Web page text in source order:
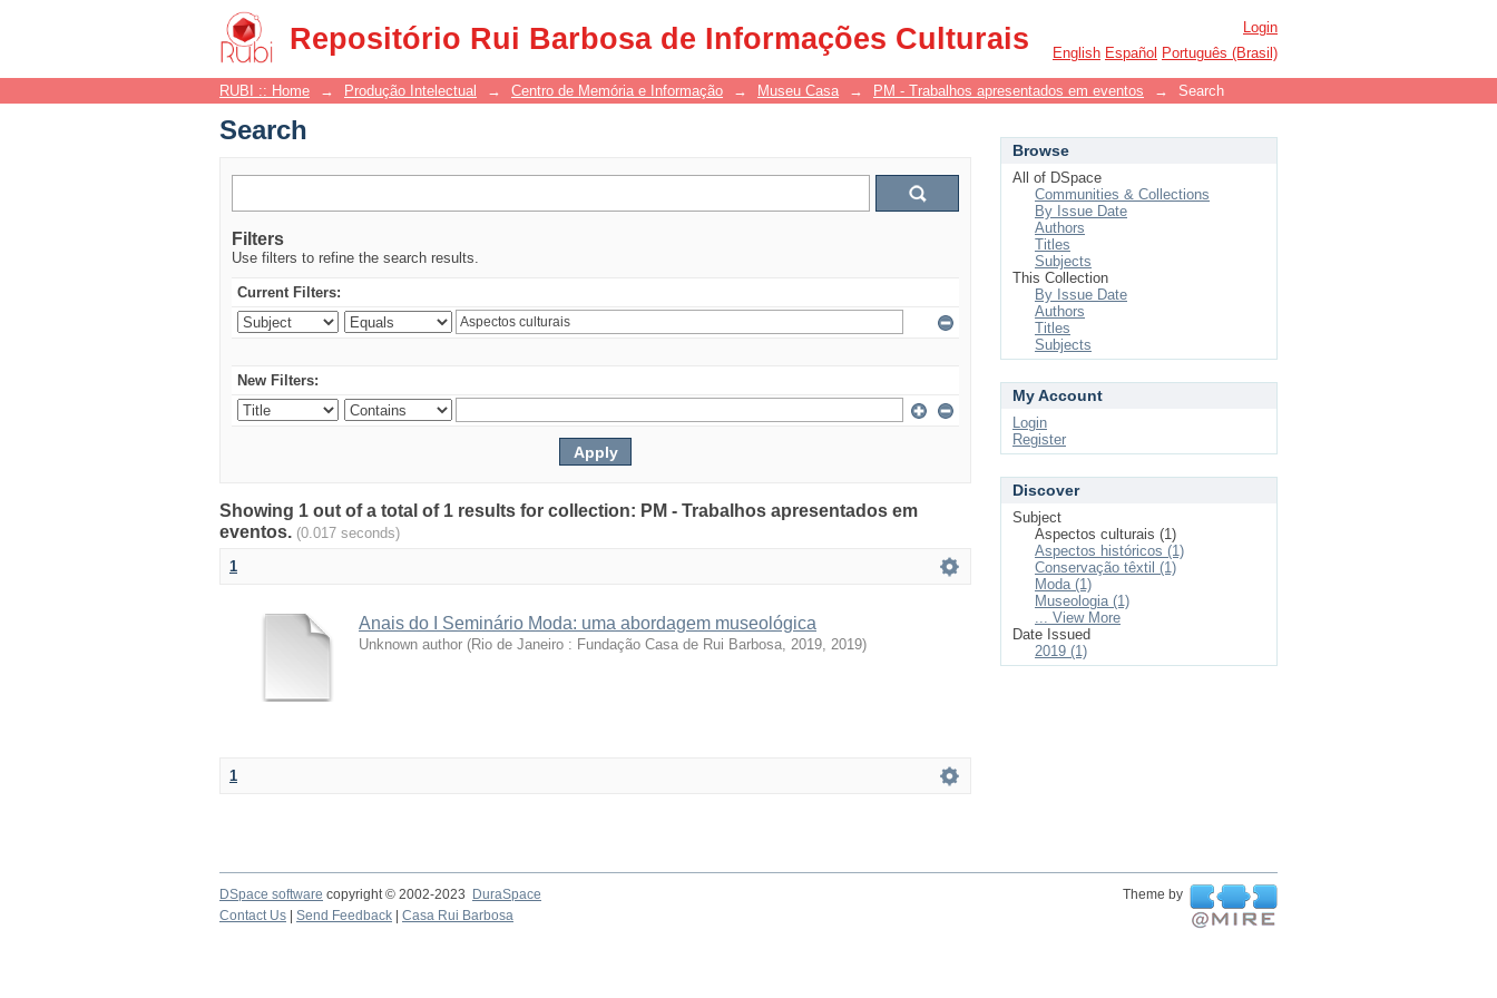
Repositório Rui Barbosa de Informações Culturais
Search
Login
English Español Português (Brasil)
RUBI :: Home → Produção Intelectual → Centro de Memória e Informação → Museu Casa → PM - Trabalhos apresentados em eventos → Search
Search
Filters
Use filters to refine the search results.
Current Filters:
New Filters:
Showing 1 out of a total of 1 results for collection: PM - Trabalhos apresentados em
eventos. (0.017 seconds)
1
Anais do I Seminário Moda: uma abordagem museológica
Unknown author (Rio de Janeiro : Fundação Casa de Rui Barbosa, 2019, 2019)
1
Browse
All of DSpace
Communities & Collections
By Issue Date
Authors
Titles
Subjects
This Collection
By Issue Date
Authors
Titles
Subjects
My Account
Login
Register
Discover
Subject
Aspectos culturais (1)
Aspectos históricos (1)
Conservação têxtil (1)
Moda (1)
Museologia (1)
... View More
Date Issued
2019 (1)
DSpace software copyright © 2002-2023 DuraSpace
Theme by
Contact Us
Send Feedback Casa Rui Barbosa